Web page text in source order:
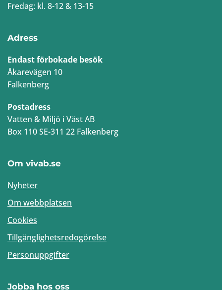
Fredag: kl. 8-12 & 13-15
Adress
Endast förbokade besök
Åkarevägen 10
Falkenberg
Postadress
Vatten & Miljö i Väst AB
Box 110 SE-311 22 Falkenberg
Om vivab.se
Nyheter
Om webbplatsen
Cookies
Tillgänglighetsredogörelse
Personuppgifter
Jobba hos oss